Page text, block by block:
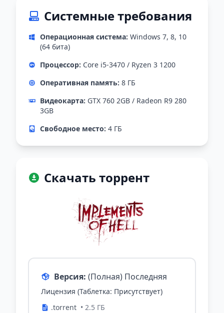
Системные требования
Операционная система: Windows 7, 8, 10
(64 бита)
Процессор: Core i5-3470 / Ryzen 3 1200
Оперативная память: 8 ГБ
Видеокарта: GTX 760 2GB / Radeon R9 280
3GB
Свободное место: 4 ГБ
Скачать торрент
Версия: (Полная) Последняя
Лицензия (Таблетка: Присутствует)
.torrent • 2.5 ГБ